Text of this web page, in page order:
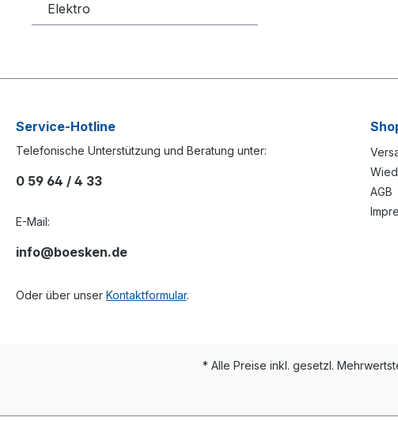
Elektro
Service-Hotline
Telefonische Unterstützung und Beratung unter:
0 59 64 / 4 33
E-Mail:
info@boesken.de
Oder über unser Kontaktformular.
AGB
* Alle Preise inkl. gesetzl.